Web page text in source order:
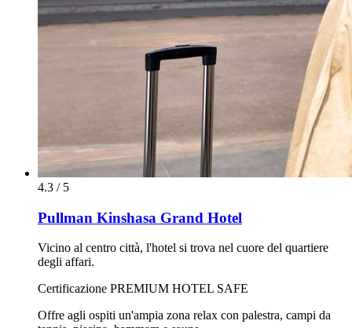
4.3 / 5
Pullman Kinshasa Grand Hotel
Vicino al centro città, l'hotel si trova nel cuore del quartiere
degli affari.
Certificazione PREMIUM HOTEL SAFE
Offre agli ospiti un'ampia zona relax con palestra, campi da